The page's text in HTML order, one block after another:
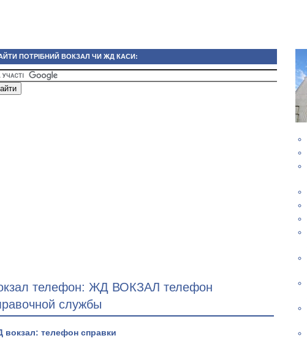
ПОТРІБНИЙ ВОКЗАЛ ЧИ ЖД КАСИ:
телефон: ЖД ВОКЗАЛ телефон
службы
вокзал: телефон справки